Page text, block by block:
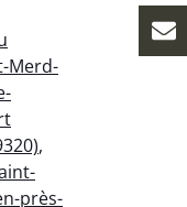
Merd-
,
près-